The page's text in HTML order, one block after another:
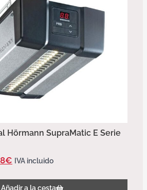
Hörmann SupraMatic E Serie
€ IVA incluido
Añadir a la cesta